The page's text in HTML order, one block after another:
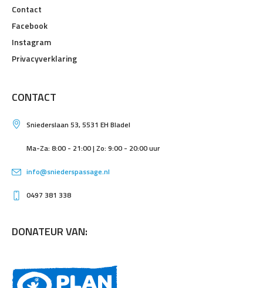
Contact
Facebook
Instagram
Privacyverklaring
CONTACT
Sniederslaan 53, 5531 EH Bladel
Ma-Za: 8:00 - 21:00 | Zo: 9:00 - 20:00 uur
info@sniederspassage.nl
0497 381 338
DONATEUR VAN: